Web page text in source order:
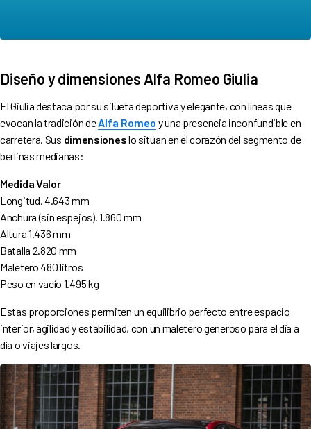
Diseño y dimensiones Alfa Romeo Giulia
El Giulia destaca por su silueta deportiva y elegante, con líneas que
evocan la tradición deAlfa Romeo y una presencia inconfundible en
carretera. Sus dimensioneslo sitúan en el corazón del segmento de
berlinas medianas:
Medida Valor
Longitud. 4.643 mm
Anchura (sin espejos). 1.860 mm
Altura 1.436 mm
Batalla 2.820 mm
Maletero 480 litros
Peso en vacío 1.495 kg
Estas proporciones permiten un equilibrio perfecto entre espacio
interior, agilidad y estabilidad, con un maletero generoso para el día a
día o viajes largos.